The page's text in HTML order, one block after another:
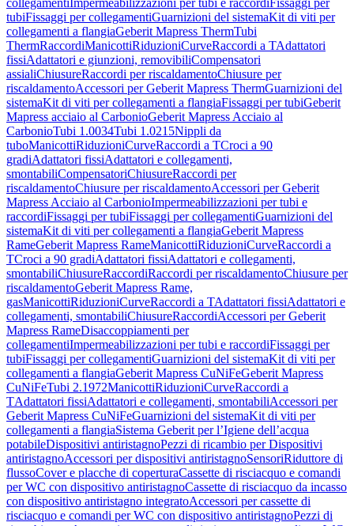
collegamentiImpermeabilizzazioni per tubi e raccordiFissaggi per
tubiFissaggi per collegamentiGuarnizioni del sistemaKit di viti per
collegamenti a flangiaGeberit Mapress ThermTubi
ThermRaccordiManicottiRiduzioniCurveRaccordi a TAdattatori
fissiAdattatori e giunzioni, removibiliCompensatori
assialiChiusureRaccordi per riscaldamentoChiusure per
riscaldamentoAccessori per Geberit Mapress ThermGuarnizioni del
sistemaKit di viti per collegamenti a flangiaFissaggi per tubiGeberit
Mapress acciaio al CarbonioGeberit Mapress Acciaio al
CarbonioTubi 1.0034Tubi 1.0215Nippli da
tuboManicottiRiduzioniCurveRaccordi a TCroci a 90
gradiAdattatori fissiAdattatori e collegamenti,
smontabiliCompensatoriChiusureRaccordi per
riscaldamentoChiusure per riscaldamentoAccessori per Geberit
Mapress Acciaio al CarbonioImpermeabilizzazioni per tubi e
raccordiFissaggi per tubiFissaggi per collegamentiGuarnizioni del
sistemaKit di viti per collegamenti a flangiaGeberit Mapress
RameGeberit Mapress RameManicottiRiduzioniCurveRaccordi a
TCroci a 90 gradiAdattatori fissiAdattatori e collegamenti,
smontabiliChiusureRaccordiRaccordi per riscaldamentoChiusure per
riscaldamentoGeberit Mapress Rame,
gasManicottiRiduzioniCurveRaccordi a TAdattatori fissiAdattatori e
collegamenti, smontabiliChiusureRaccordiAccessori per Geberit
Mapress RameDisaccoppiamenti per
collegamentiImpermeabilizzazioni per tubi e raccordiFissaggi per
tubiFissaggi per collegamentiGuarnizioni del sistemaKit di viti per
collegamenti a flangiaGeberit Mapress CuNiFeGeberit Mapress
CuNiFeTubi 2.1972ManicottiRiduzioniCurveRaccordi a
TAdattatori fissiAdattatori e collegamenti, smontabiliAccessori per
Geberit Mapress CuNiFeGuarnizioni del sistemaKit di viti per
collegamenti a flangiaSistema Geberit per l’Igiene dell’acqua
potabileDispositivi antiristagnoPezzi di ricambio per Dispositivi
antiristagnoAccessori per dispositivi antiristagnoSensoriRiduttore di
flussoCover e placche di coperturaCassette di risciacquo e comandi
per WC con dispositivo antiristagnoCassette di risciacquo da incasso
con dispositivo antiristagno integratoAccessori per cassette di
risciacquo e comandi per WC con dispositivo antiristagnoPezzi di